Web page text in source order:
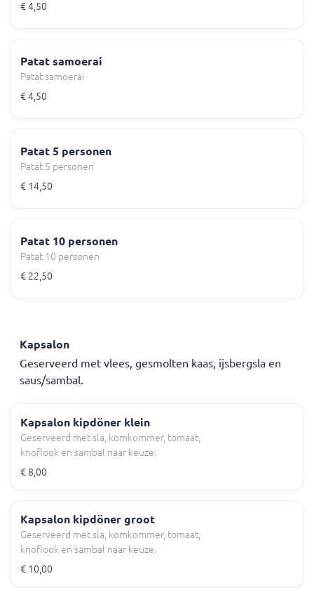
€ 4,50
Patat samoerai
Patat samoerai
€ 4,50
Patat 5 personen
Patat 5 personen
€ 14,50
Patat 10 personen
Patat 10 personen
€ 22,50
Kapsalon
Geserveerd met vlees, gesmolten kaas, ijsbergsla en
saus/sambal.
Kapsalon kipdöner klein
Geserveerd met sla, komkommer, tomaat,
knoflook en sambal naar keuze.
€ 8,00
Kapsalon kipdöner groot
Geserveerd met sla, komkommer, tomaat,
knoflook en sambal naar keuze.
€ 10,00